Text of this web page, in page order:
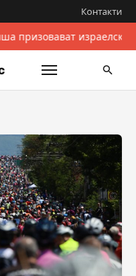
Контакти
призовават